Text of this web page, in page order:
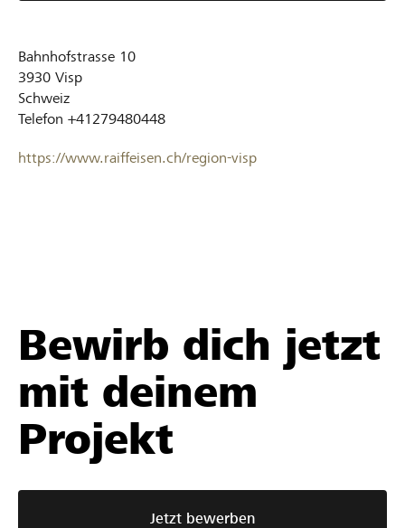
Bahnhofstrasse 10
3930 Visp
Schweiz
Telefon +41279480448
https://www.raiffeisen.ch/region-visp
Bewirb dich jetzt
mit deinem
Projekt
Jetzt bewerben